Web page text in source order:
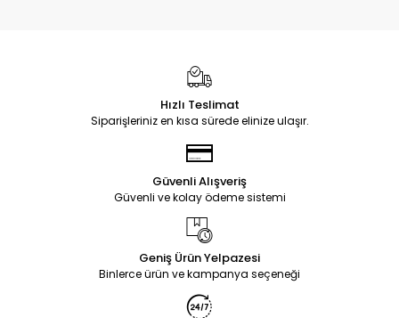
Hızlı Teslimat
Siparişleriniz en kısa sürede elinize ulaşır.
Güvenli Alışveriş
Güvenli ve kolay ödeme sistemi
Geniş Ürün Yelpazesi
Binlerce ürün ve kampanya seçeneği